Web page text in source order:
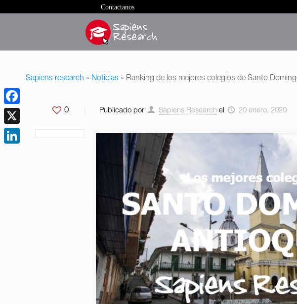
Contactanos
Sapiens research » Noticias » Ranking de los mejores colegios de Santo
0 Publicado por Sapiens Research el 20 enero, 2020
Facebook
X